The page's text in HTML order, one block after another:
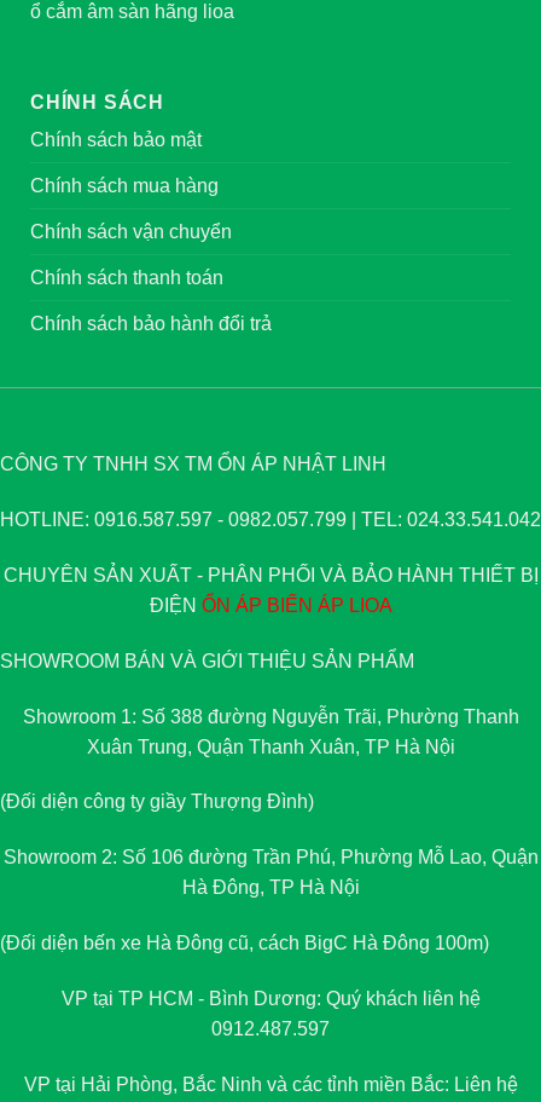
ổ cắm âm sàn hãng lioa
CHÍNH SÁCH
Chính sách bảo mật
Chính sách mua hàng
Chính sách vận chuyển
Chính sách thanh toán
Chính sách bảo hành đổi trả
CÔNG TY TNHH SX TM ỔN ÁP NHẬT LINH
HOTLINE: 0916.587.597 - 0982.057.799 | TEL: 024.33.541.042
CHUYÊN SẢN XUẤT - PHÂN PHỐI VÀ BẢO HÀNH THIẾT BỊ
ĐIỆN ỔN ÁP BIẾN ÁP LIOA
SHOWROOM BÁN VÀ GIỚI THIỆU SẢN PHẨM
Showroom 1: Số 388 đường Nguyễn Trãi, Phường Thanh
Xuân Trung, Quận Thanh Xuân, TP Hà Nội
(Đối diện công ty giầy Thượng Đình)
Showroom 2: Số 106 đường Trần Phú, Phường Mỗ Lao, Quận
Hà Đông, TP Hà Nội
(Đối diện bến xe Hà Đông cũ, cách BigC Hà Đông 100m)
VP tại TP HCM - Bình Dương: Quý khách liên hệ
0912.487.597
VP tại Hải Phòng, Bắc Ninh và các tỉnh miền Bắc: Liên hệ